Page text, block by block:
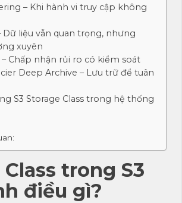
– Khi hành vi truy cập không
Dữ liệu vẫn quan trọng, nhưng
xuyên
– Chấp nhận rủi ro có kiểm soát
Deep Archive – Lưu trữ để tuân
S3 Storage Class trong hệ thống
trong S3
điều gì?